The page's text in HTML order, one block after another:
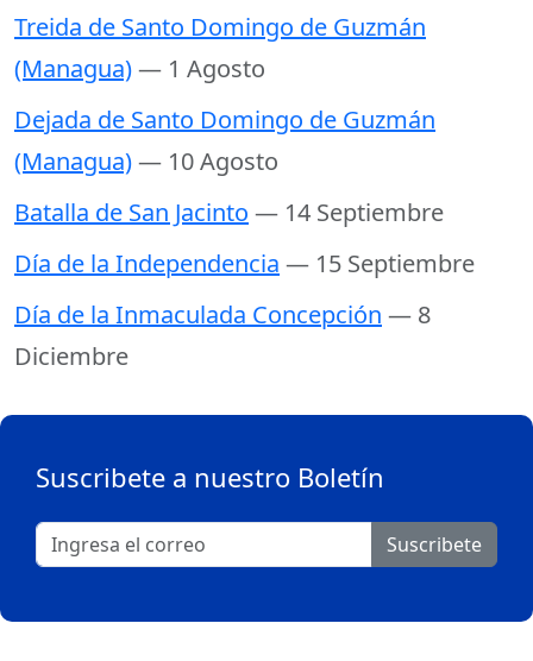
Treida de Santo Domingo de Guzmán
(Managua)— 1 Agosto
Dejada de Santo Domingo de Guzmán
(Managua)— 10 Agosto
Batalla de San Jacinto — 14 Septiembre
Día de la Independencia — 15 Septiembre
Día de la Inmaculada Concepción — 8
Diciembre
Suscribete a nuestro Boletín
Suscribete